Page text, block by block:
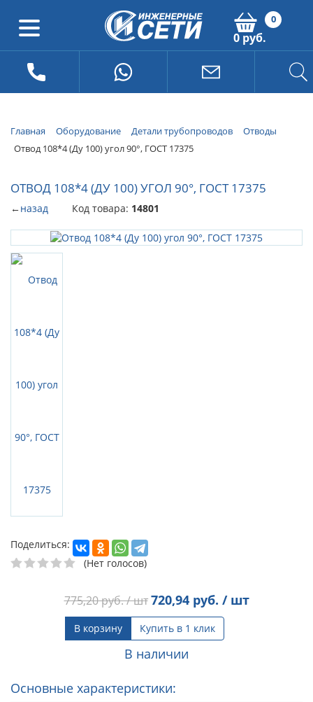
0
0 руб.
Главная Оборудование Детали трубопроводов
Отводы
Отвод 108*4 (Ду 100) угол 90°, ГОСТ 17375
ОТВОД 108*4 (ДУ 100) УГОЛ 90°, ГОСТ 17375
←назад Код товара: 14801
Поделиться:
(Нет голосов)
775,20руб. / шт 720,94руб. / шт
В корзину Купить в 1 клик
В наличии
Основные характеристики: